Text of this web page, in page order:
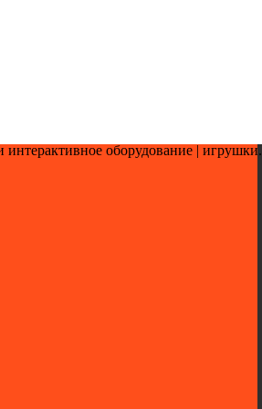
оборудование | игрушки.